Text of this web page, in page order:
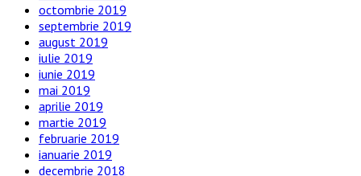
octombrie 2019
septembrie 2019
august 2019
iulie 2019
iunie 2019
mai 2019
aprilie 2019
martie 2019
februarie 2019
ianuarie 2019
decembrie 2018